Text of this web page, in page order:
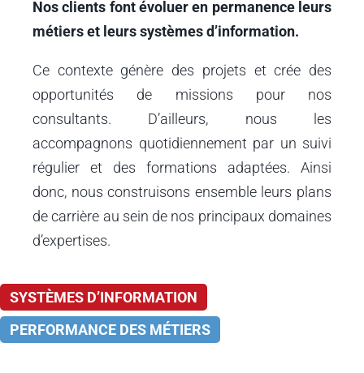
Nos clients font évoluer en permanence leurs
métiers et leurs systèmes d’information.
Ce contexte génère des projets et crée des
opportunités de missions pour nos
consultants. D’ailleurs, nous les
accompagnons quotidiennement par un suivi
régulier et des formations adaptées. Ainsi
donc, nous construisons ensemble leurs plans
de carrière au sein de nos principaux domaines
d’expertises.
SYSTÈMES D’INFORMATION
PERFORMANCE DES MÉTIERS